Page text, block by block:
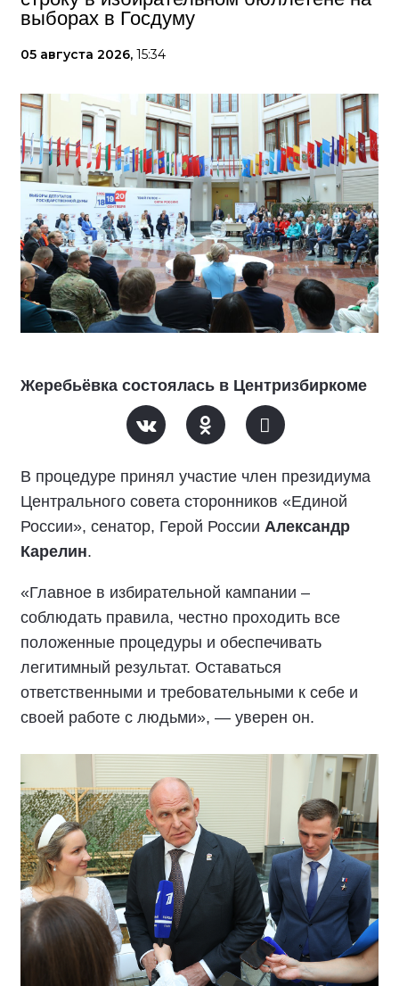
выборах в Госдуму
05 августа 2026, 15:34
Жеребьёвка состоялась в Центризбиркоме
В процедуре принял участие член президиума
Центрального совета сторонников «Единой
России», сенатор, Герой России Александр
Карелин.
«Главное в избирательной кампании –
соблюдать правила, честно проходить все
положенные процедуры и обеспечивать
легитимный результат. Оставаться
ответственными и требовательными к себе и
своей работе с людьми», — уверен он.